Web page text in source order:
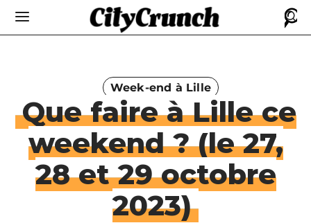
Week-end à Lille
Que faire à Lille ce
weekend ? (le 27,
28 et 29 octobre
2023)